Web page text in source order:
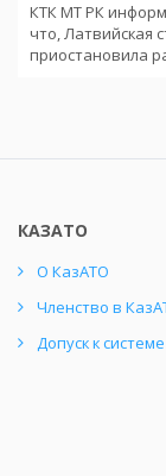
КТК МТ РК
что, Латвийская
приостановила
КАЗАТО
О КазАТО
Членство в
Допуск к